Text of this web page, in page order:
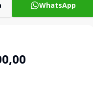
WhatsApp